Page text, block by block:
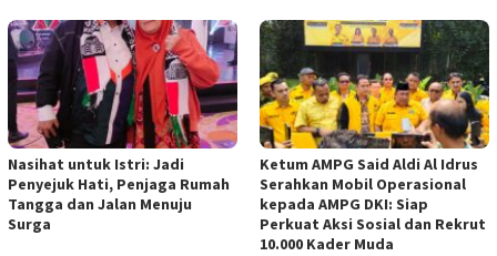
Nasihat untuk Istri: Jadi
Penyejuk Hati, Penjaga Rumah
Tangga dan Jalan Menuju
Surga
Ketum AMPG Said Aldi Al Idrus
Serahkan Mobil Operasional
kepada AMPG DKI: Siap
Perkuat Aksi Sosial dan Rekrut
10.000 Kader Muda